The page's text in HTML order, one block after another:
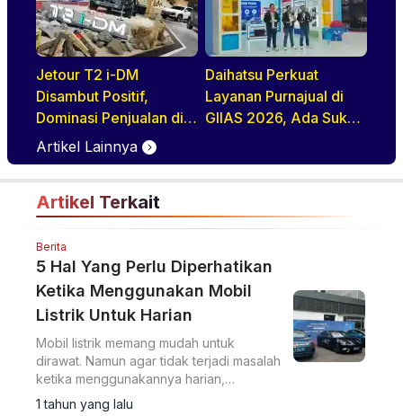
Jetour T2 i-DM
Disambut Positif,
Dominasi Penjualan di
GIIAS 2026
Daihatsu Perkuat
Layanan Purnajual di
GIIAS 2026, Ada Suku
Artikel Lainnya
Artikel Terkait
Berita
5 Hal Yang Perlu Diperhatikan
Ketika Menggunakan Mobil
Listrik Untuk Harian
Mobil listrik memang mudah untuk
dirawat. Namun agar tidak terjadi masalah
ketika menggunakannya harian,
beberapa hal ini perlu Anda perhatikan.
1 tahun yang lalu